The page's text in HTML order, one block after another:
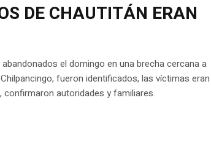
DE CHAUTITÁN ERAN
el domingo en una brecha cercana a
fueron identificados, las víctimas eran
autoridades y familiares.